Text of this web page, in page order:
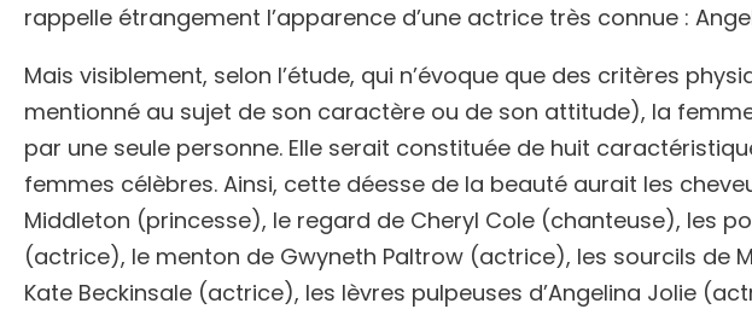
rappelle étrangement l’apparence d’une actrice très connue :
Mais visiblement, selon l’étude, qui n’évoque que des critères
mentionné au sujet de son caractère ou de son attitude), la
par une seule personne. Elle serait constituée de huit
femmes célèbres. Ainsi, cette déesse de la beauté aurait les
Middleton (princesse), le regard de Cheryl Cole (chanteuse), les
(actrice), le menton de Gwyneth Paltrow (actrice), les sourcils de
Kate Beckinsale (actrice), les lèvres pulpeuses d’Angelina Jolie